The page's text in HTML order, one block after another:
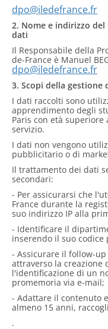
dpo@iledefrance.fr
2. Nome e indirizzo
dati
Il Responsabile della
de-France è Manuel
dpo@iledefrance.fr
3. Scopi della gestione
I dati raccolti sono
apprendimento degli
Paris con età
servizio.
I dati non vengono
pubblicitario o di
Il trattamento dei dati
secondari:
- Per assicurarsi che
France durante la
suo indirizzo IP alla
- Identificare il
inserendo il suo codice
- Assicurare il follow-
attraverso la
l'identificazione di un
promemoria via e-mail;
- Adattare il contenuto
almeno 15 anni,
.